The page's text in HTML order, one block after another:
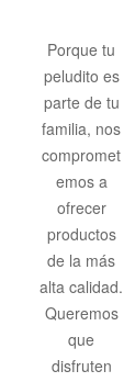
Porque tu
peludito es
parte de tu
familia, nos
compromet
emos a
ofrecer
productos
de la más
alta calidad.
Queremos
que
disfruten